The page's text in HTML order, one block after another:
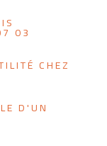
03
CHEZ
D'UN